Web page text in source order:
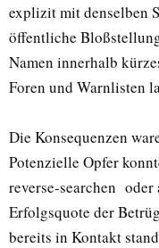
explizit mit denselben
öffentliche
Namen innerhalb
Foren und Warnlisten
Die Konsequenzen
Potenzielle Opfer
reverse-searchen oder
Erfolgsquote der
bereits in Kontakt